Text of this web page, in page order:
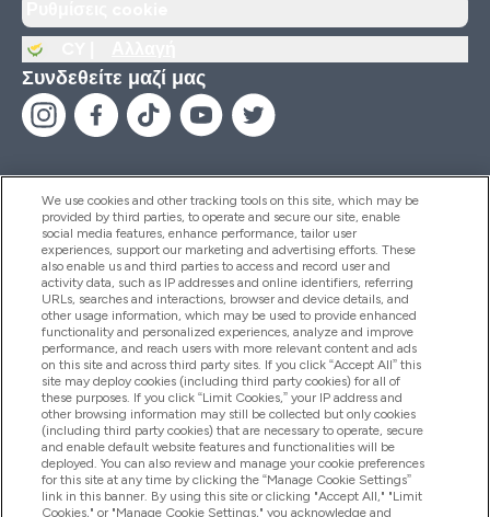
Συνδεθείτε μαζί μας
Βοήθεια & Πληροφορίες
Προϊόντα
Εταιρικές Πληροφορίες
Εκπτώσεις & Ανταμοιβές
We use cookies and other tracking tools on this site, which may be
provided by third parties, to operate and secure our site, enable
social media features, enhance performance, tailor user
experiences, support our marketing and advertising efforts. These
also enable us and third parties to access and record user and
activity data, such as IP addresses and online identifiers, referring
URLs, searches and interactions, browser and device details, and
other usage information, which may be used to provide enhanced
functionality and personalized experiences, analyze and improve
performance, and reach users with more relevant content and ads
on this site and across third party sites. If you click “Accept All” this
site may deploy cookies (including third party cookies) for all of
these purposes. If you click “Limit Cookies,” your IP address and
other browsing information may still be collected but only cookies
(including third party cookies) that are necessary to operate, secure
and enable default website features and functionalities will be
deployed. You can also review and manage your cookie preferences
for this site at any time by clicking the “Manage Cookie Settings”
link in this banner. By using this site or clicking "Accept All," "Limit
Cookies," or "Manage Cookie Settings," you acknowledge and